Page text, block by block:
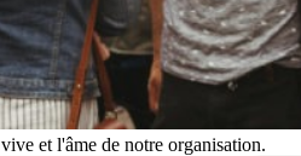
et l'âme de notre organisation.